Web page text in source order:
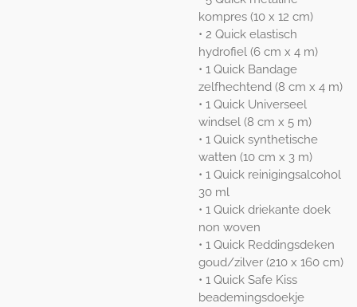
kompres (10 x 12 cm)
• 2 Quick elastisch
hydrofiel (6 cm x 4 m)
• 1 Quick Bandage
zelfhechtend (8 cm x 4 m)
• 1 Quick Universeel
windsel (8 cm x 5 m)
• 1 Quick synthetische
watten (10 cm x 3 m)
• 1 Quick reinigingsalcohol
30 ml
• 1 Quick driekante doek
non woven
• 1 Quick Reddingsdeken
goud/zilver (210 x 160 cm)
• 1 Quick Safe Kiss
beademingsdoekje